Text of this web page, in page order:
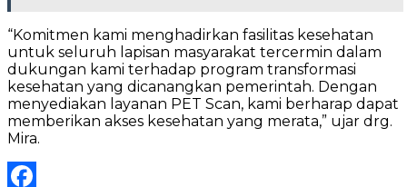
“Komitmen kami menghadirkan fasilitas kesehatan
untuk seluruh lapisan masyarakat tercermin dalam
dukungan kami terhadap program transformasi
kesehatan yang dicanangkan pemerintah. Dengan
menyediakan layanan PET Scan, kami berharap dapat
memberikan akses kesehatan yang merata,” ujar drg.
Mira.